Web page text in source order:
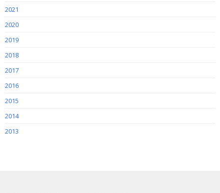
2021
2020
2019
2018
2017
2016
2015
2014
2013